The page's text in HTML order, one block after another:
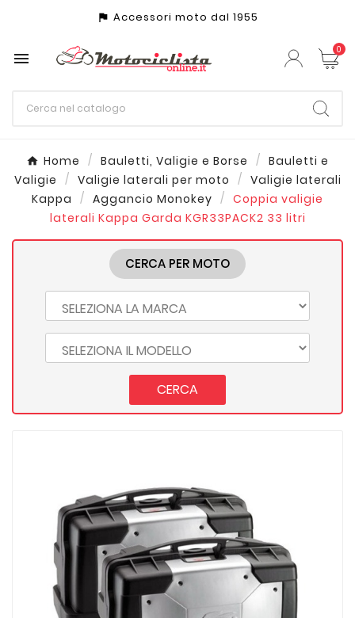
assistant_photo Accessori moto dal 1955
 0
Home Bauletti, Valigie e Borse
Bauletti e
Valigie
Valigie laterali per moto
Valigie laterali
Kappa
Aggancio Monokey
Coppia valigie
laterali Kappa Garda KGR33PACK2 33 litri
CERCA PER MOTO
CERCA